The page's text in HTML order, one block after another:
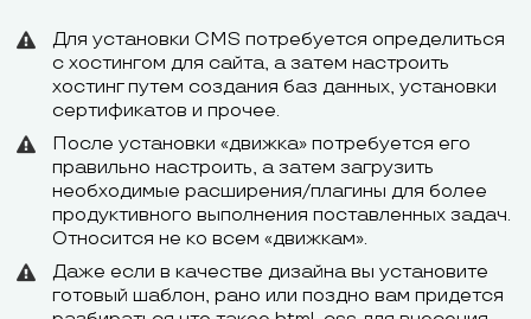
Для установки CMS потребуется определиться
с хостингом для сайта, а затем настроить
хостинг путем создания баз данных, установки
сертификатов и прочее.
После установки «движка» потребуется его
правильно настроить, а затем загрузить
необходимые расширения/плагины для более
продуктивного выполнения поставленных задач.
Относится не ко всем «движкам».
Даже если в качестве дизайна вы установите
готовый шаблон, рано или поздно вам придется